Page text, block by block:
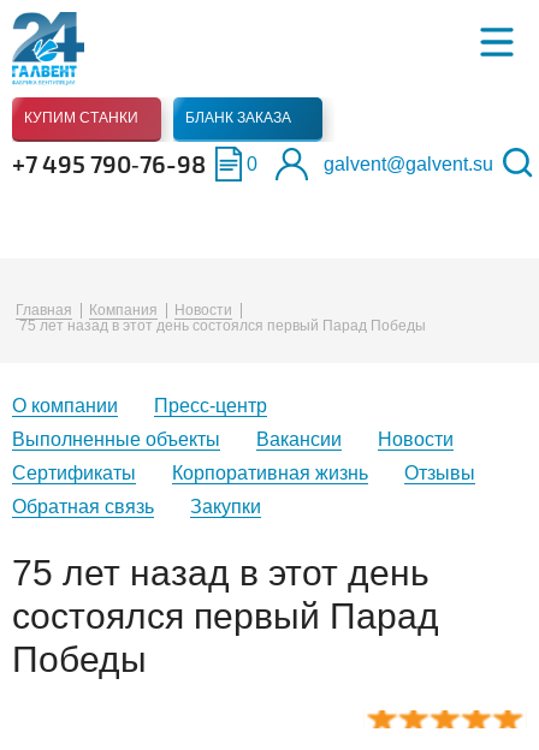
КУПИМ СТАНКИ БЛАНК ЗАКАЗА
+7 495 790‑76-98 0 galvent@galvent.su
Главная Компания
Новости
75 лет назад в этот день состоялся первый Парад Победы
О компании
Пресс-центр
Выполненные объекты
Вакансии
Новости
Сертификаты
Корпоративная жизнь
Отзывы
Обратная связь
Закупки
75 лет назад в этот день
состоялся первый Парад
Победы